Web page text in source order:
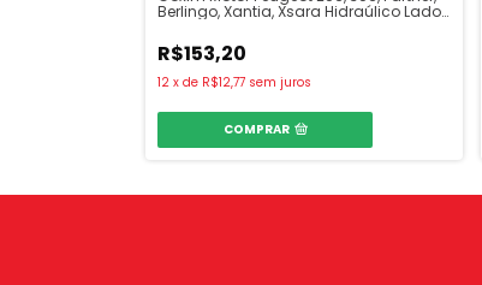
Berlingo, Xantia, Xsara Hidraúlico Lado
R$153,20
12 x de R$12,77 sem juros
COMPRAR